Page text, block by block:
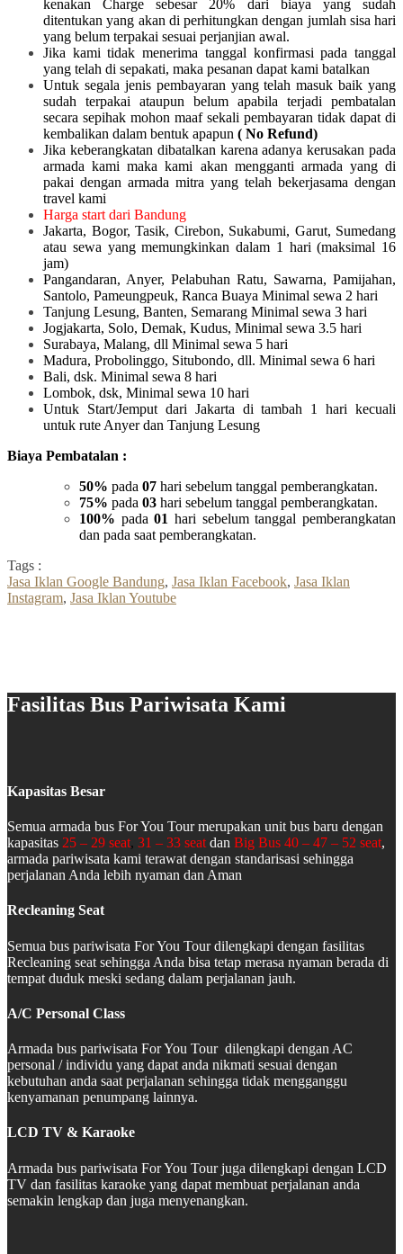
kenakan Charge sebesar 20% dari biaya yang sudah
ditentukan yang akan di perhitungkan dengan jumlah sisa hari
yang belum terpakai sesuai perjanjian awal.
Jika kami tidak menerima tanggal konfirmasi pada tanggal
yang telah di sepakati, maka pesanan dapat kami batalkan
Untuk segala jenis pembayaran yang telah masuk baik yang
sudah terpakai ataupun belum apabila terjadi pembatalan
secara sepihak mohon maaf sekali pembayaran tidak dapat di
kembalikan dalam bentuk apapun ( No Refund)
Jika keberangkatan dibatalkan karena adanya kerusakan pada
armada kami maka kami akan mengganti armada yang di
pakai dengan armada mitra yang telah bekerjasama dengan
travel kami
Harga start dari Bandung
Jakarta, Bogor, Tasik, Cirebon, Sukabumi, Garut, Sumedang
atau sewa yang memungkinkan dalam 1 hari (maksimal 16
jam)
Pangandaran, Anyer, Pelabuhan Ratu, Sawarna, Pamijahan,
Santolo, Pameungpeuk, Ranca Buaya Minimal sewa 2 hari
Tanjung Lesung, Banten, Semarang Minimal sewa 3 hari
Jogjakarta, Solo, Demak, Kudus, Minimal sewa 3.5 hari
Surabaya, Malang, dll Minimal sewa 5 hari
Madura, Probolinggo, Situbondo, dll. Minimal sewa 6 hari
Bali, dsk. Minimal sewa 8 hari
Lombok, dsk, Minimal sewa 10 hari
Untuk Start/Jemput dari Jakarta di tambah 1 hari kecuali
untuk rute Anyer dan Tanjung Lesung
Biaya Pembatalan :
50% pada 07 hari sebelum tanggal pemberangkatan.
75% pada 03 hari sebelum tanggal pemberangkatan.
100% pada01 hari sebelum tanggal pemberangkatan
dan pada saat pemberangkatan.
Tags :
Jasa Iklan Google Bandung, Jasa Iklan Facebook, Jasa Iklan
Instagram, Jasa Iklan Youtube
Fasilitas Bus Pariwisata Kami
Kapasitas Besar
Semua armada bus For You Tour merupakan unit bus baru dengan
kapasitas 25 – 29 seat, 31 – 33 seat dan Big Bus 40 – 47 – 52 seat,
armada pariwisata kami terawat dengan standarisasi sehingga
perjalanan Anda lebih nyaman dan Aman
Recleaning Seat
Semua bus pariwisata For You Tour dilengkapi dengan fasilitas
Recleaning seat sehingga Anda bisa tetap merasa nyaman berada di
tempat duduk meski sedang dalam perjalanan jauh.
A/C Personal Class
Armada bus pariwisata For You Tour dilengkapi dengan AC
personal / individu yang dapat anda nikmati sesuai dengan
kebutuhan anda saat perjalanan sehingga tidak mengganggu
kenyamanan penumpang lainnya.
LCD TV & Karaoke
Armada bus pariwisata For You Tour juga dilengkapi dengan LCD
TV dan fasilitas karaoke yang dapat membuat perjalanan anda
semakin lengkap dan juga menyenangkan.